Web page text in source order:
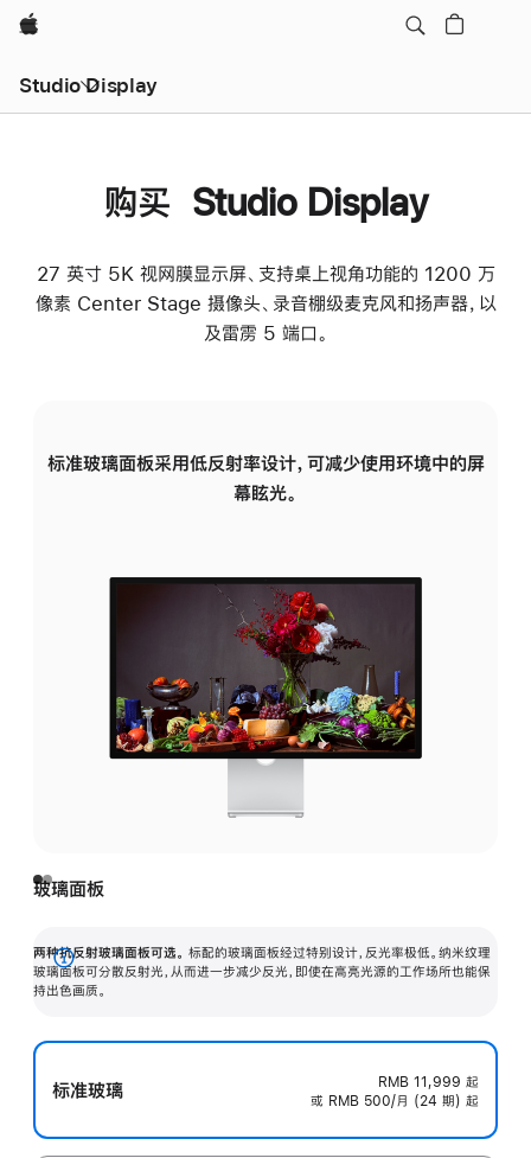
Apple
Studio Display
购买 Studio Display
27 英寸 5K 视网膜显示屏、支持桌上视角功能的 1200 万
像素 Center Stage 摄像头、录音棚级麦克风和扬声器，以
及雷雳 5 端口。
标准玻璃面板采用低反射率设计，可减少使用环境中的屏
幕眩光。
玻璃面板
两种抗反射玻璃面板可选。 标配的玻璃面板经过特别设计，反光率极低。纳米纹理
玻璃面板可分散反射光，从而进一步减少反光，即使在高亮光源的工作场所也能保
持出色画质。
展
开
标准玻璃 RMB 11,999 起
或 RMB 500/月 (24 期) 起